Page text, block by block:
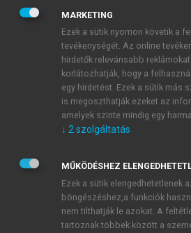
illetve akkor, amikor a
felhalmozódó tudásra alapozott,
elmélet kidolgozásáról van szó.
olyan gondolkodási keretet
áttekintést nyújthat a kutatások
használt eltérő elemzési
különböző elméleti és
úgy, hogy rendszerezett
kutatókat abban, hogy a
piacokon végzett kutatások
képpé állítsák össze.
MARKETING
Ezek a sütik nyomon követik a
tevékenységét. Az online
hirdetők relevánsabb
korlátozhatják, hogy a
egy hirdetést. Ezek a sütik más
is megoszthatják ezeket az
amelyek szinte mindig egy
↓ 2 szolgáltatás
MŰKÖDÉSHEZ
Ezek a sütik elengedhetetlenek
böngészéshez,a funkciók
nem tilthatják le azokat. A
tartoznak többek között a